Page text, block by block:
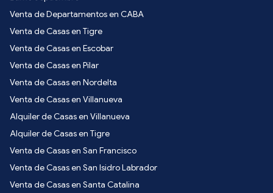
Venta de Departamentos en CABA
Venta de Casas en Tigre
Venta de Casas en Escobar
Venta de Casas en Pilar
Venta de Casas en Nordelta
Venta de Casas en Villanueva
Alquiler de Casas en Villanueva
Alquiler de Casas en Tigre
Venta de Casas en San Francisco
Venta de Casas en San Isidro Labrador
Venta de Casas en Santa Catalina